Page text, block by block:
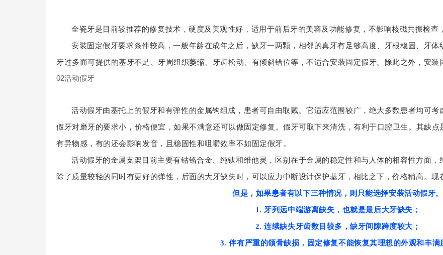
全瓷牙是目前较推荐的修复技术，硬度及美观性好，适用于前后牙的美容及功能修复，不影响核磁共振检查
安装固定假牙要求条件较高，一般年龄在成年之后，缺牙一两颗，相邻的真牙有足够高度、牙根稳固、牙
牙过多而可提供的基牙不足、牙周组织萎缩、牙齿松动、有倾斜错位等，不适合安装固定假牙。除此之外，安装
02活动假牙
活动假牙由基托上的假牙和有弹性的金属钩组成，患者可自由取戴。它适应范围较广，绝大多数患者均可
假牙对磨牙的要求小，价格便宜，如果不满意还可以做固定修复。假牙可取下来清洗，有利于口腔卫生。其缺点
有异物感，有的还会影响发音，且稳固性和咀嚼效率不如固定假牙。
活动假牙的金属支架目前主要有钴铬合金、纯钛和维他灵，区别在于金属的稳定性和与人体的相容性方面
除了质量较轻的同时有更好的弹性，后面的大牙缺失时，可以应力中断设计保护基牙，相比之下，价格稍高。现
但是，如果患者有以下三种情况，则只能选择安装活动假牙。
1. 牙列远中端游离缺失，也就是最后大牙缺失；
2. 连续缺失牙齿数目较多，缺牙间隙跨度较大；
3. 伴有严重的颌骨缺损，固定修复不能恢复其理想的外观和丰满